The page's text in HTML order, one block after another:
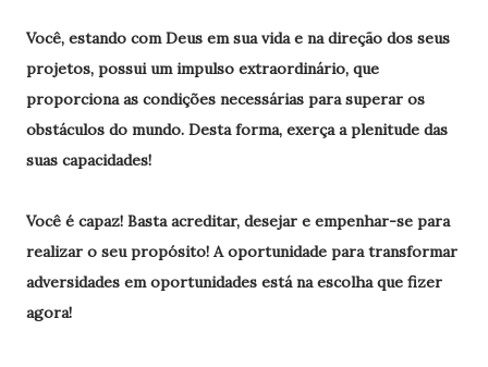
Você, estando com Deus em sua vida e na direção dos seus
projetos, possui um impulso extraordinário, que
proporciona as condições necessárias para superar os
obstáculos do mundo. Desta forma, exerça a plenitude das
suas capacidades!
Você é capaz! Basta acreditar, desejar e empenhar-se para
realizar o seu propósito! A oportunidade para transformar
adversidades em oportunidades está na escolha que fizer
agora!